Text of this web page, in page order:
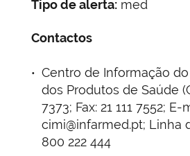
Tipo de alerta: med
Contactos
Centro de Informação
dos Produtos de Saúde
7373; Fax: 21 111 7552; E-
cimi@infarmed.pt; Linha
800 222 444